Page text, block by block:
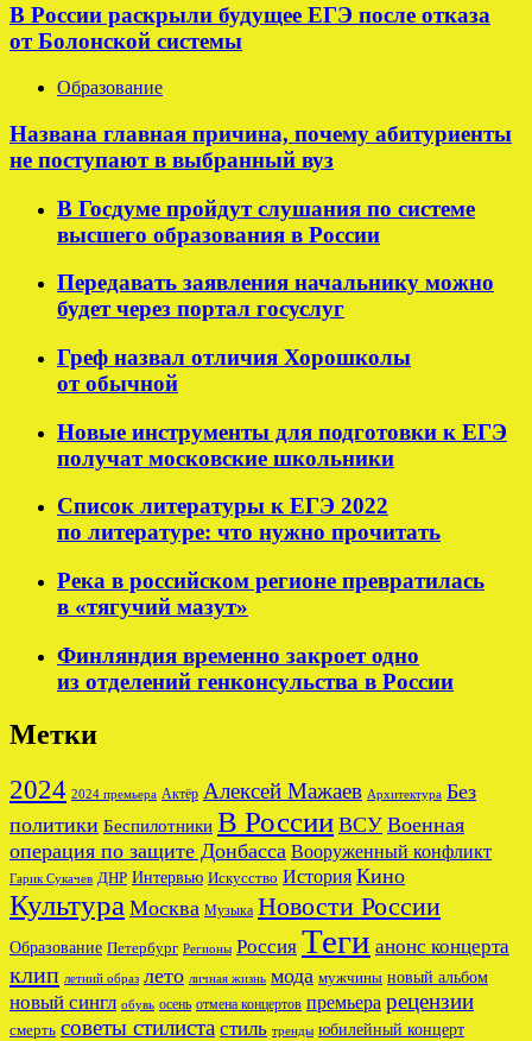
В России раскрыли будущее ЕГЭ после отказа
от Болонской системы
Образование
Названа главная причина, почему абитуриенты
не поступают в выбранный вуз
В Госдуме пройдут слушания по системе
высшего образования в России
Передавать заявления начальнику можно
будет через портал госуслуг
Греф назвал отличия Хорошколы
от обычной
Новые инструменты для подготовки к ЕГЭ
получат московские школьники
Список литературы к ЕГЭ 2022
по литературе: что нужно прочитать
Река в российском регионе превратилась
в «тягучий мазут»
Финляндия временно закроет одно
из отделений генконсульства в России
Метки
2024 2024 премьера Актёр Алексей Мажаев Архитектура Без
политики Беспилотники В России ВСУ Военная
операция по защите Донбасса Вооруженный конфликт
Гарик Сукачев ДНР Интервью Искусство История Кино
Культура Москва Музыка Новости России
Образование Петербург Регионы Россия Теги анонс концерта
клип летний образ лето личная жизнь мода мужчины новый альбом
новый сингл обувь осень отмена концертов премьера рецензии
смерть советы стилиста стиль тренды юбилейный концерт